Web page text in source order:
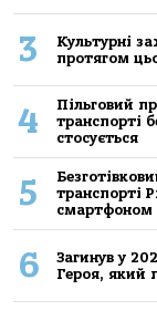
3
Культурні
протягом
4
Пільговий
транспорті
стосується
5
транспорті
смартфоном
6
Загинув у
Героя, який